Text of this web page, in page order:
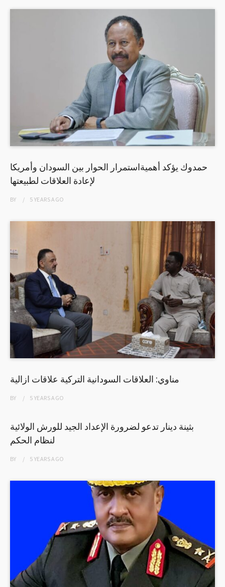
حمدوك يؤكد أهميةاستمرار الحوار بين السودان وأمريكا
لإعادة العلاقات لطبيعتها
BY 5 YEARSAGO
مناوي: العلاقات السودانية التركية علاقات ازالية
BY 5 YEARSAGO
بثينة دينار تدعو لضرورة الإعداد الجيد للورش الولائية
لنظام الحكم
BY 5 YEARSAGO